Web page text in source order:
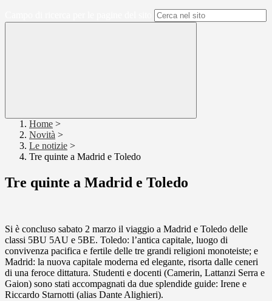
Home >
Novità >
Le notizie >
Tre quinte a Madrid e Toledo
Tre quinte a Madrid e Toledo
Si è concluso sabato 2 marzo il viaggio a Madrid e Toledo delle
classi 5BU 5AU e 5BE. Toledo: l’antica capitale, luogo di
convivenza pacifica e fertile delle tre grandi religioni monoteiste; e
Madrid: la nuova capitale moderna ed elegante, risorta dalle ceneri
di una feroce dittatura. Studenti e docenti (Camerin, Lattanzi Serra e
Gaion) sono stati accompagnati da due splendide guide: Irene e
Riccardo Starnotti (alias Dante Alighieri).